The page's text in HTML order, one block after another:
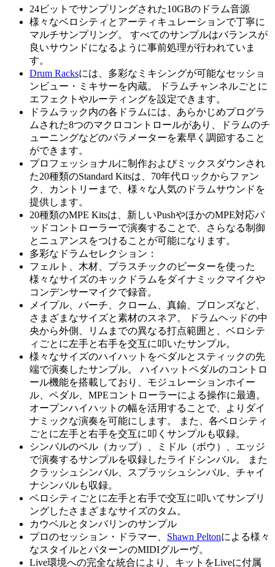
24ビットでサンプリングされた10GBのドラム音源
様々なベロシティとアーティキュレーションで丁寧に
マルチサンプリング。 すべてのサンプルはバランスが
良いサウンドになるように事前処理が行われていま
す。
Drum Racksには、多彩なミキシングが可能なセッショ
ンビュー・ミキサーを内蔵。 ドラムチャンネルごとに
エフェクトやルーティングを設定できます。
ドラムラック内の各ドラムには、あらかじめプログラ
ムされた8つのマクロコントロールがあり、ドラムのチ
ューニングなどのパラメーターを素早く調節すること
ができます。
プロフェッショナルに制作およびミックスダウンされ
た20種類のStandard Kitsは、70年代ロックからファン
ク、カントリーまで、様々な人気のドラムサウンドを
提供します。
20種類のMPE Kitsは、新しいPushやほかのMPE対応パ
ッドコントローラーで演奏することで、さらなる制御
とニュアンスをつけることが可能になります。
多彩なドラムセレクション：
フェルト、木材、プラスチックのビーターを使った
様々なサイズのキックドラムをダイナミックマイクや
コンデンサーマイクで録音。
メイプル、バーチ、クローム、真鍮、ブロンズなど、
さまざまなサイズと素材のスネア。 ドラムヘッドの中
央から外側、リムまでの異なる打点範囲と、ベロシテ
ィごとに左手と右手を交互に叩いたサンプル。
様々なサイズのハイハットをペダルとスティックの先
端で演奏したサンプル。 ハイハットペダルのコントロ
ール機能を搭載しており、モジュレーションホイー
ル、ペダル、MPEコントローラーによる操作に最適。
オープンハイハットの幅を活用することで、よりダイ
ナミックな演奏を可能にします。 また、各ベロシティ
ごとに左手と右手を交互に叩くサンプルも収録。
シンバルのベル（カップ）、ミドル（ボウ）、エッジ
で演奏するサンプルを収録したライドシンバル。 また
クラッシュシンバル、スプラッシュシンバル、チャイ
ナシンバルも収録。
ベロシティごとに左手と右手で交互に叩いてサンプリ
ングしたさまざまなサイズのタム。
カウベルとタンバリンのサンプル
プロのセッション・ドラマー、 Shawn Peltonによる様々
なスタイルとパターンのMIDIグルーヴ。
Live環境への完全な統合により、キットをLiveに付属